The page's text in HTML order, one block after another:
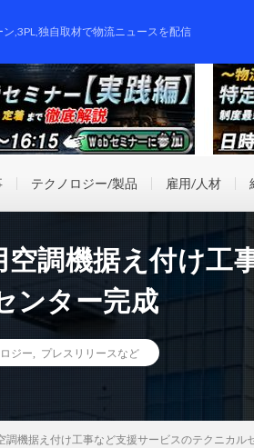
,3PL,独自取材で物流ニュースを配信
テクノロジー/製品 雇用/人材
調機据え付け工
ンター完成
ジー プレスリリースなど
調機据え付け工事など支援サービスのテクニカル